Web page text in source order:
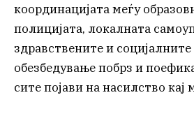
координацијата меѓу
полицијата, локалната
здравствените и
обезбедување побрз и
сите појави на насилство кај